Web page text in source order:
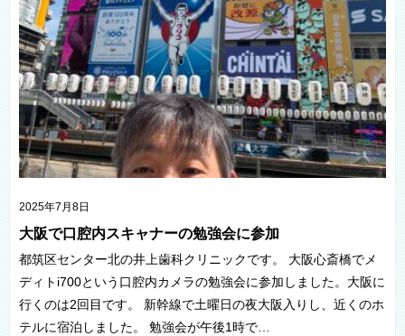
2025年7月8日
大阪で口腔内スキャナーの勉強会に参加
都筑区センター北の井上歯科クリニックです。 大阪心斎橋でメ
ディトi700という口腔内カメラの勉強会に参加しました。大阪に
行くのは2回目です。 新幹線で土曜日の夜大阪入りし、近くのホ
テルに宿泊しました。 勉強会が午後1時で…